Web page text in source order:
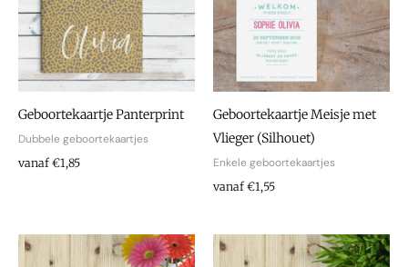
Geboortekaartje Panterprint
Dubbele geboortekaartjes
vanaf €1,85
Geboortekaartje Meisje met
Vlieger (Silhouet)
Enkele geboortekaartjes
vanaf €1,55